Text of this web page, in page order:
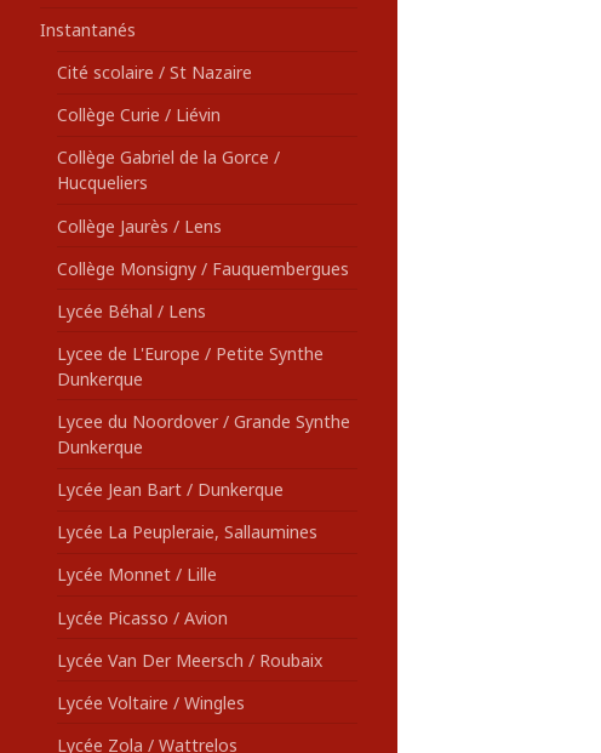
Instantanés
Cité scolaire / St Nazaire
Collège Curie / Liévin
Collège Gabriel de la Gorce /
Hucqueliers
Collège Jaurès / Lens
Collège Monsigny / Fauquembergues
Lycée Béhal / Lens
Lycee de L'Europe / Petite Synthe
Dunkerque
Lycee du Noordover / Grande Synthe
Dunkerque
Lycée Jean Bart / Dunkerque
Lycée La Peupleraie, Sallaumines
Lycée Monnet / Lille
Lycée Picasso / Avion
Lycée Van Der Meersch / Roubaix
Lycée Voltaire / Wingles
Lycée Zola / Wattrelos